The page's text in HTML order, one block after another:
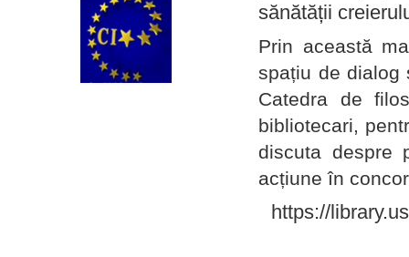
sănătății
Prin această
spațiu de dialog
Catedra de
bibliotecari,
discuta despre
acțiune în
https://